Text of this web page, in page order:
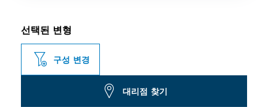
선택된 변형
구성 변경
대리점 찾기